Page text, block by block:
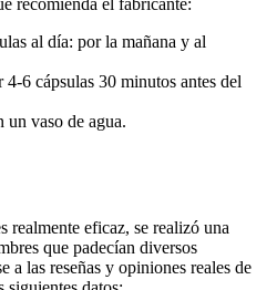
recomienda el fabricante:
al día: por la mañana y al
6 cápsulas 30 minutos antes del
un vaso de agua.
realmente eficaz, se realizó una
que padecían diversos
a las reseñas y opiniones reales de